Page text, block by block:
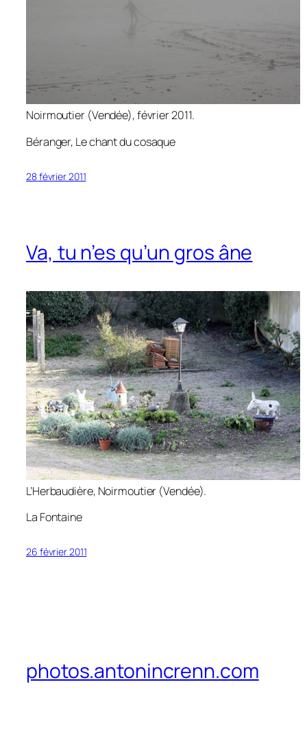
Noirmoutier (Vendée), février 2011.
Béranger, Le chant du cosaque
28 février 2011
Va, tu n’es qu’un gros âne
L’Herbaudière, Noirmoutier (Vendée).
La Fontaine
26 février 2011
photos.antonincrenn.com